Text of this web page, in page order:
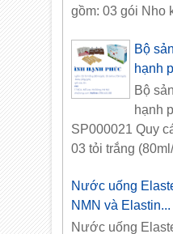
gồm: 03 gói Nho
Bộ
hạnh
Bộ
hạnh
SP000021 Quy
03 tỏi trắng
Nước uống
NMN và Elastin...
Nước uống